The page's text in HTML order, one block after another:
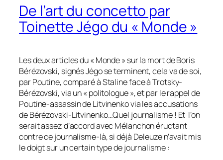
De l’art du concetto par
Toinette Jégo du « Monde »
Les deux articles du « Monde » sur la mort de Boris
Bérézovski, signés Jégo se terminent, cela va de soi,
par Poutine, comparé à Staline face à Trotsky-
Bérézovski, via un « politologue », et par le rappel de
Poutine-assassin de Litvinenko via les accusations
de Bérézovski-Litvinenko…Quel journalisme ! Et l’on
serait assez d’accord avec Mélanchon éructant
contre ce journalisme-là, si déjà Deleuze n’avait mis
le doigt sur un certain type de journalisme :